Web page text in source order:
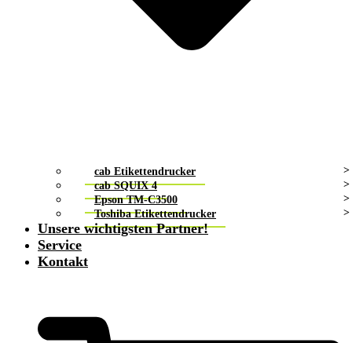
cab Etikettendrucker
cab SQUIX 4
Epson TM-C3500
Toshiba Etikettendrucker
Unsere wichtigsten Partner!
Service
Kontakt